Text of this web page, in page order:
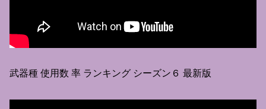
武器種 使用数 率 ランキング シーズン６ 最新版